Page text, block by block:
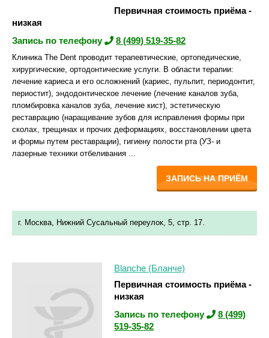
Первичная стоимость приёма -
низкая
Запись по телефону
8 (499) 519-35-82
Клиника The Dent проводит терапевтические, ортопедические,
хирургические, ортодонтические услуги. В области терапии:
лечение кариеса и его осложнений (кариес, пульпит, периодонтит,
периостит), эндодонтическое лечение (лечение каналов зуба,
пломбировка каналов зуба, лечение кист), эстетическую
реставрацию (наращивание зубов для исправления формы при
сколах, трещинах и прочих деформациях, восстановлении цвета
и формы путем реставрации), гигиену полости рта (УЗ- и
лазерные техники отбеливания ...
ЗАПИСЬ НА ПРИЁМ
г. Москва, Нижний Сусальный переулок, 5, стр. 17.
Blanche (Бланче)
Первичная стоимость приёма -
низкая
Запись по телефону
8 (499)
519-35-82